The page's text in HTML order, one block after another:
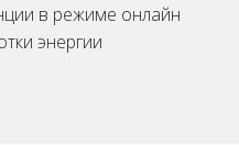
в режиме онлайн
энергии